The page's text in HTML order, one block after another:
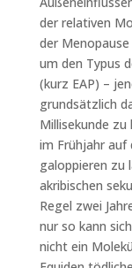
der relativen
der
um den Typus
(kurz EAP) –
grundsätzlich
Millisekunde
im Frühjahr auf
galoppieren zu
akribischen
Regel zwei
nur so kann
nicht ein